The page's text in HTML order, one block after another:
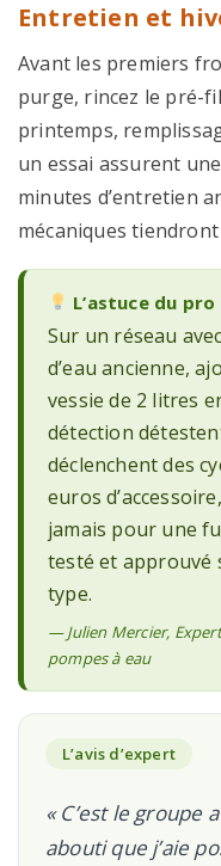
Entretien et
Avant les premiers
purge, rincez le pré-
printemps,
un essai assurent
minutes d’entretien
mécaniques
L’astuce du pro
Sur un réseau
d’eau ancienne,
vessie de 2 litres
détection
déclenchent des
euros
jamais pour une
testé et approuvé
type.
— Julien Mercier,
pompes à eau
L’avis d’expert
« C’est le
abouti que j’aie